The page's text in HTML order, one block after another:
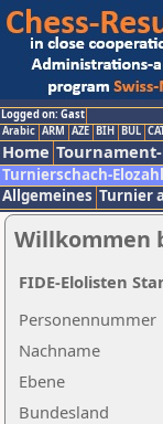
Logged on: Gast
Arabic ARM AZE BIH BUL
Home
Turnierschach-Elozahl
Allgemeines Turnier
Willkommen
Nachname
Ebene
Personennummer
Bundesland
FIDE-Elolisten